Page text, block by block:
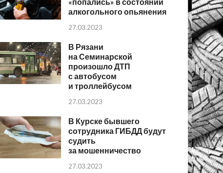
алкогольного опьянения
27.03.2023
В Рязани
на Семинарской
произошло ДТП
с автобусом
и троллейбусом
27.03.2023
В Курске бывшего
сотрудника ГИБДД будут
судить
за мошенничество
27.03.2023